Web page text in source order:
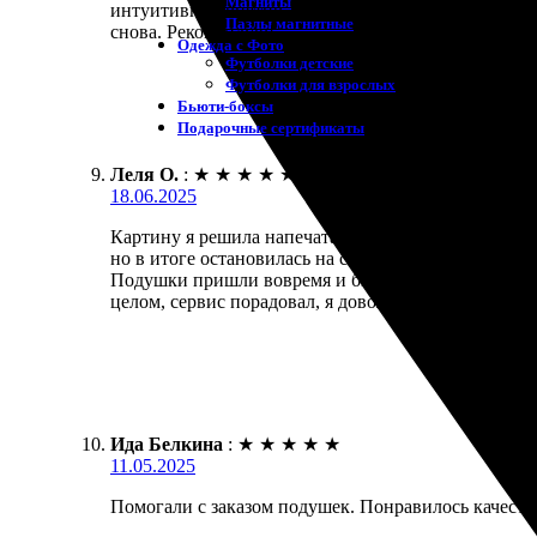
Пазлы магнитные
Одежда с Фото
Футболки детские
Футболки для взрослых
Бьюти-боксы
Подарочные сертификаты
интуитивно понятно. Подушки пришли вовремя,
снова. Рекомендую!
Леля О. : ★ ★ ★ ★ ★
18.06.2025
Картину я решила напечатать на подушках с
но в итоге остановилась на самых ярких.
Подушки пришли вовремя и были отлично
целом, сервис порадовал, я довольна результатом,
Ида Белкина : ★ ★ ★ ★ ★
11.05.2025
Помогали с заказом подушек. Понравилось